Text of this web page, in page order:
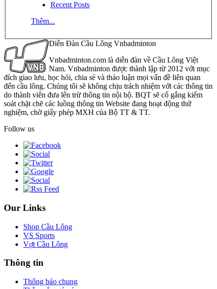
Recent Posts
Thêm...
Diễn Đàn Cầu Lông Vnbadminton
Vnbadminton.com là diễn đàn về Cầu Lông Việt
Nam. Vnbadminton được thành lập từ 2012 với mục
đích giao lưu, học hỏi, chia sẻ và thảo luận mọi vấn đề liên quan
đến cầu lông. Chúng tôi sẽ không chịu trách nhiệm với các thông tin
do thành viên đưa lên trừ thông tin nội bộ. BQT sẽ cố gắng kiểm
soát chặt chẽ các luồng thông tin Website đang hoạt động thử
nghiệm, chờ giấy phép MXH của Bộ TT & TT.
Follow us
Our Links
Shop Cầu Lông
VS Sports
Vợt Cầu Lông
Thông tin
Thông báo chung